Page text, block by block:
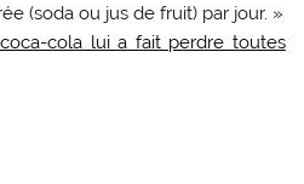
(soda ou jus de fruit) par jour. »
coca-cola lui a fait perdre toutes